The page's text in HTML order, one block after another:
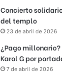
Concierto
del templo
23 de abril de 2026
¿Pago
Karol G por
7 de abril de 2026